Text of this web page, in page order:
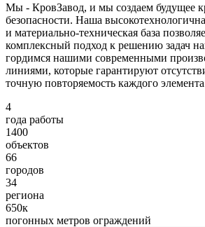
Мы - КровЗавод, и мы создаем будущее
безопасности. Наша
и материально-техническая база
комплексный подход к решению задач
гордимся нашими современными
линиями, которые гарантируют
точную повторяемость каждого
4
года работы
1400
объектов
66
городов
34
региона
650к
погонных метров ограждений